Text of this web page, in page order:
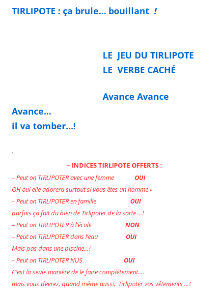
TIRLIPOTE : ça brule… bouillant !
LE JEU DU TIRLIPOTE
LE VERBE CACHÉ
Avance Avance
Avance…
il va tomber…!
.
– INDICES TIRLIPOTE OFFERTS :
– Peut on TIRLIPOTER avec une femme OUI
OH oui elle adorera surtout si vous êtes un homme »
– Peut on TIRLIPOTER en famille OUI
parfois ça fait du bien de Tirlipoter de la sorte …!
– Peut on TIRLIPOTER à l’école NON
– Peut on TIRLIPOTER dans l’eau OUI
Mais pas dans une piscine…!
– Peut on TIRLIPOTER NUS OUI
C’est la seule manière de le faire complétement….
mais vous devrez, quand même aussi, Tirlipoter vos vêtements …!